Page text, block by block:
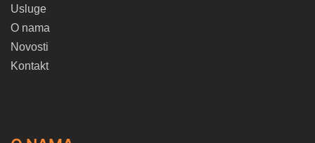
Usluge
O nama
Novosti
Kontakt